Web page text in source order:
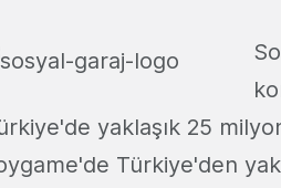
yaklaşık 25
Türkiye'den